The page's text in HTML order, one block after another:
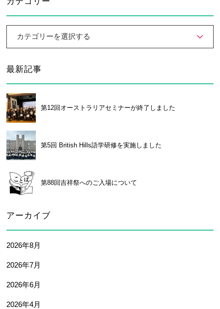
カテゴリーを選択する
最新記事
第12回オーストラリアセミナーが終了しました
第5回 British Hills語学研修を実施しました
第88回吉祥祭へのご入場について
アーカイブ
2026年8月
2026年7月
2026年6月
2026年4月